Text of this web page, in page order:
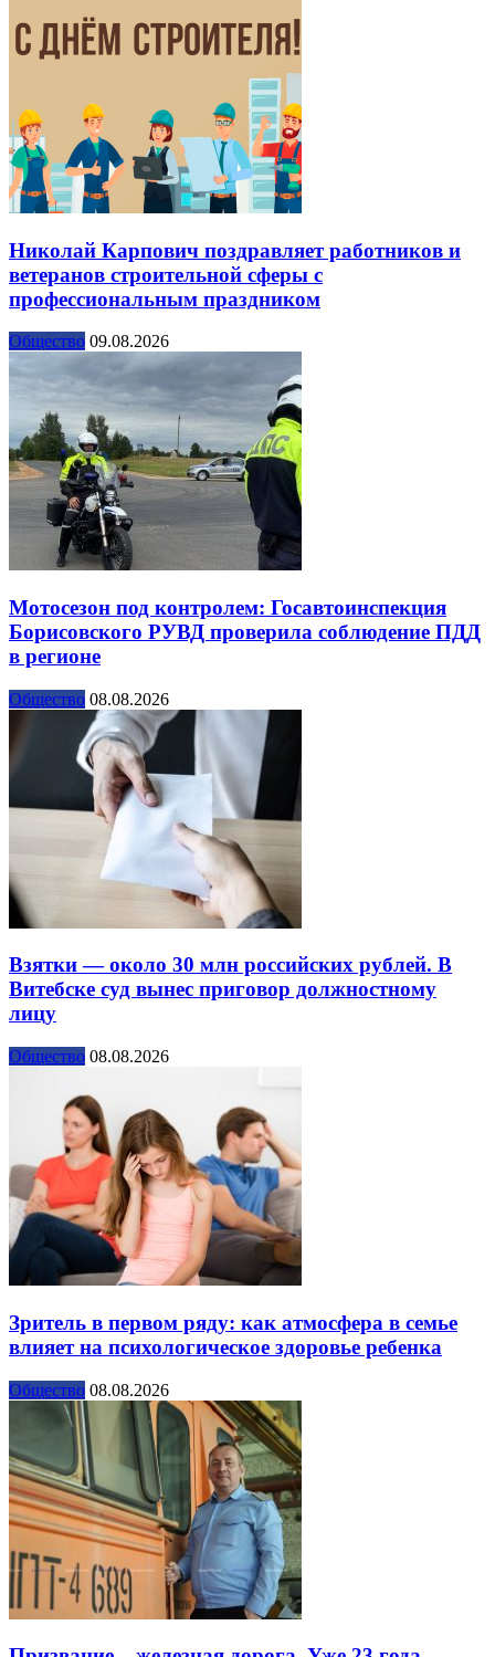
Николай Карпович поздравляет работников и
ветеранов строительной сферы с
профессиональным праздником
Общество 09.08.2026
Мотосезон под контролем: Госавтоинспекция
Борисовского РУВД проверила соблюдение ПДД
в регионе
Общество 08.08.2026
Взятки — около 30 млн российских рублей. В
Витебске суд вынес приговор должностному
лицу
Общество 08.08.2026
Зритель в первом ряду: как атмосфера в семье
влияет на психологическое здоровье ребенка
Общество 08.08.2026